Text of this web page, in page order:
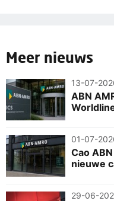
Meer nieuws
13-07-
ABN
01-07-
Cao
nieuwe
29-06-